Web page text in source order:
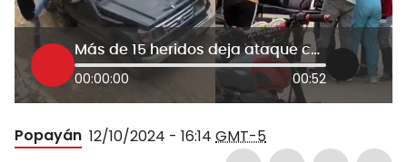
Más de 15 heridos deja ataque con drones de las disidencias en El Plateado, Cauca
00:00:00 00:52
Popayán 12/10/2024 - 16:14 GMT-5